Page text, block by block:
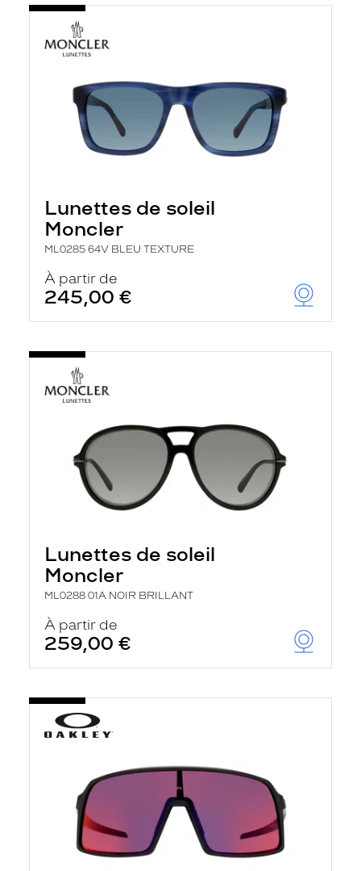
Lunettes de soleil
Moncler
ML0285 64V BLEU TEXTURE
À partir de
245,00 €
Lunettes de soleil
Moncler
ML0288 01A NOIR BRILLANT
À partir de
259,00 €